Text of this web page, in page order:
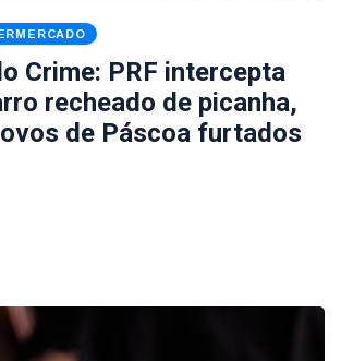
Crime: PRF intercepta
recheado de picanha,
de Páscoa furtados